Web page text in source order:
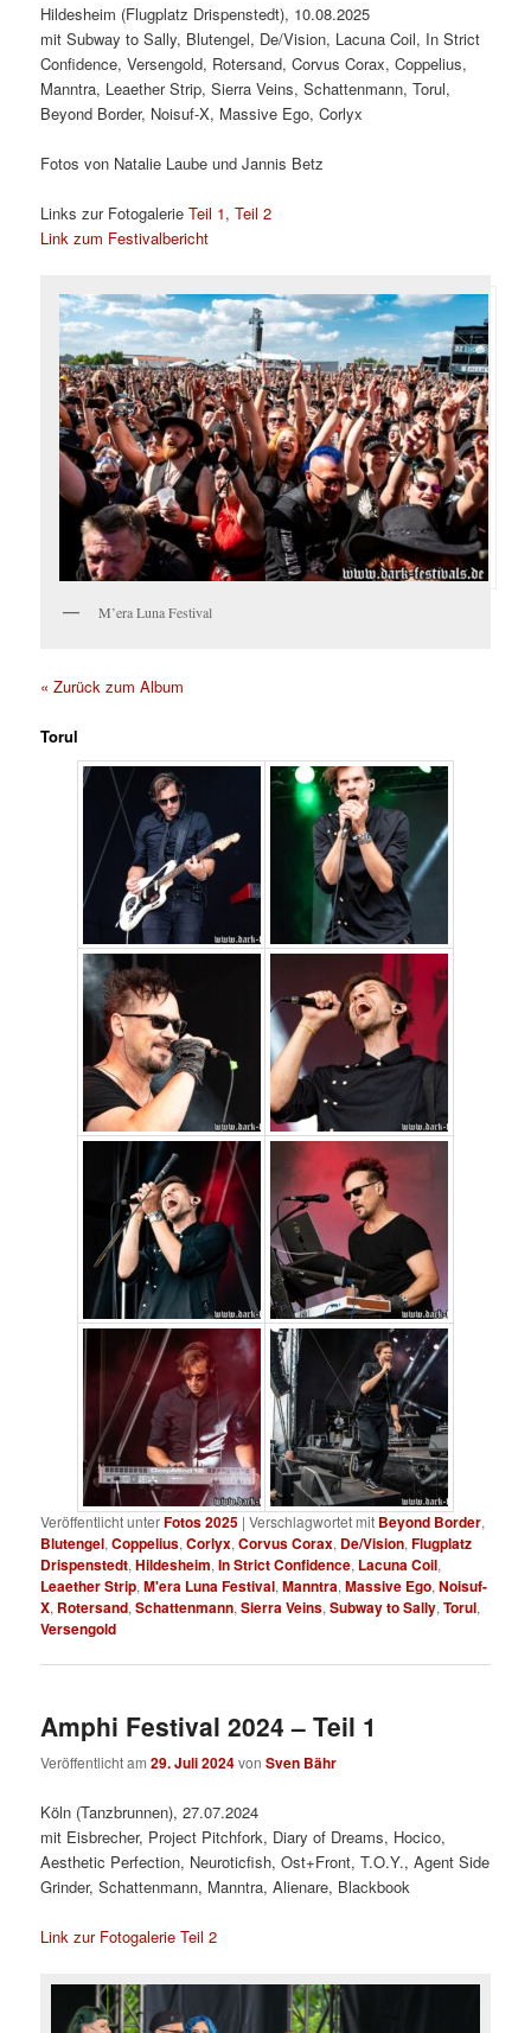
Hildesheim (Flugplatz Drispenstedt), 10.08.2025
mit Subway to Sally, Blutengel, De/Vision, Lacuna Coil, In Strict
Confidence, Versengold, Rotersand, Corvus Corax, Coppelius,
Manntra, Leaether Strip, Sierra Veins, Schattenmann, Torul,
Beyond Border, Noisuf-X, Massive Ego, Corlyx
Fotos von Natalie Laube und Jannis Betz
Links zur FotogalerieTeil 1,Teil 2
Link zum Festivalbericht
M’era Luna Festival
« Zurück zum Album
Torul
Veröffentlicht unterFotos 2025 |Verschlagwortet mit Beyond Border,
Blutengel,Coppelius,Corlyx,Corvus Corax, De/Vision,Flugplatz
Drispenstedt,Hildesheim,In Strict Confidence, Lacuna Coil,
Leaether Strip,M'era Luna Festival,Manntra,Massive Ego,Noisuf-
X, Rotersand,Schattenmann,Sierra Veins,Subway to Sally,Torul,
Versengold
Amphi Festival 2024 – Teil 1
Veröffentlicht am29. Juli 2024vonSven Bähr
Köln (Tanzbrunnen), 27.07.2024
mit Eisbrecher, Project Pitchfork, Diary of Dreams, Hocico,
Aesthetic Perfection, Neuroticfish, Ost+Front, T.O.Y., Agent Side
Grinder, Schattenmann, Manntra, Alienare, Blackbook
Link zur Fotogalerie Teil 2